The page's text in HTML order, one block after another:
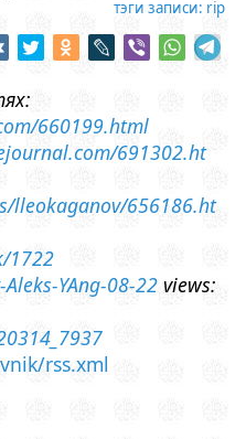
тэги записи: rip
660199.html
691302.ht
lleokaganov/656186.ht
1722
YAng-08-22 views:
rss.xml